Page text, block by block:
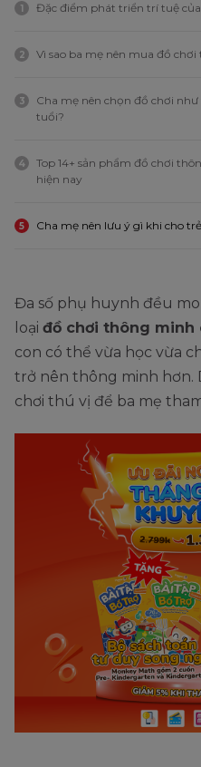
1 Đặc điểm phát triển trí tuệ
2 Vì sao ba mẹ nên mua đồ
3
Cha mẹ nên chọn đồ chơi
tuổi?
4
Top 14+ sản phẩm đồ chơi
hiện nay
5 Cha mẹ nên lưu ý gì khi cho
Đa số phụ huynh đều
loại đồ chơi thông minh
con có thể vừa học vừa
trở nên thông minh hơn.
chơi thú vị để ba mẹ